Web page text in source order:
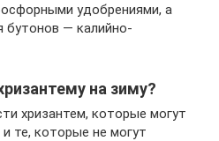
удобрениями, а
бутонов — калийно-
на зиму?
хризантем, которые могут
и те, которые не могут